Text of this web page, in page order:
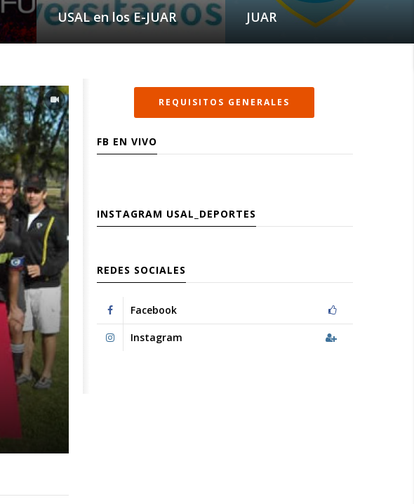
USAL en los E-JUAR JUAR
REQUISITOS GENERALES
FB EN VIVO
INSTAGRAM USAL_DEPORTES
REDES SOCIALES
Facebook
Instagram